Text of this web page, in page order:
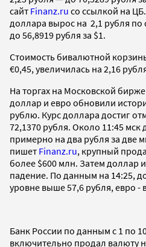
сайт Finanz.ru со ссылкой на
доллара вырос на 2,1 рубля
до 56,8919 рубля за $1.
Стоимость бивалютной
€0,45, увеличилась на 2,16
На торгах на Московской
доллар и евро обновили
рублю. Курс доллара достиг
72,1370 рубля. Около 11:45 мск
примерно на два рубля за две
пишет Finanz.ru, крупный
более $600 млн. Затем доллар
падение. По данным на 14:25,
уровне выше 57,6 рубля, евро -
Банк России по данным с 1 по
включительно продал валюту